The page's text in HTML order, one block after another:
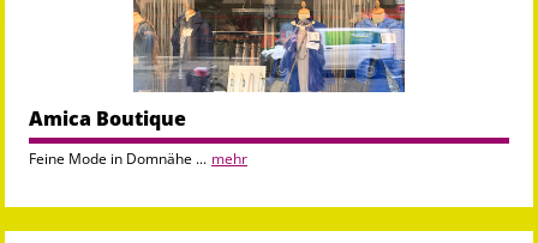
Amica Boutique
Feine Mode in Domnähe ... mehr